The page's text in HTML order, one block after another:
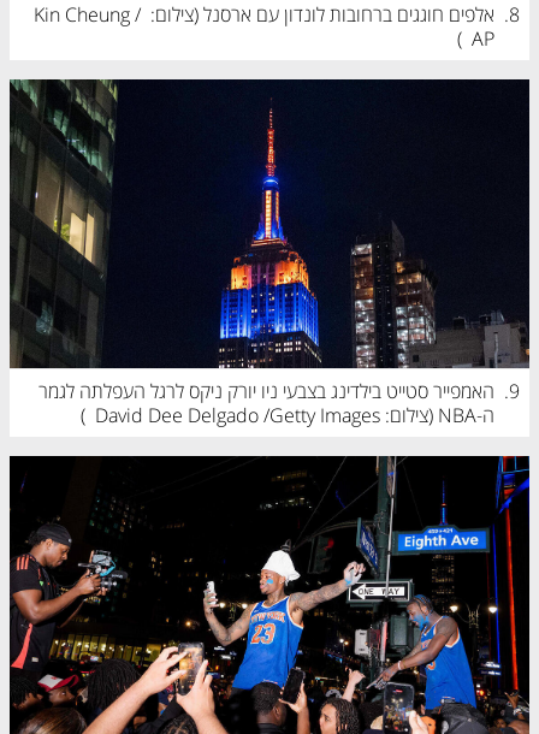
8. אלפים חוגגים ברחובות לונדון עם ארסנל (
צילום: Kin Cheung /
AP
)
9.
ה-NBA (
צילום: David Dee Delgado /Getty Images )